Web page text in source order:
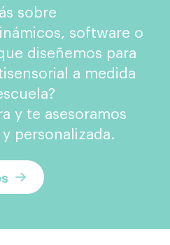
sobre
software o
diseñemos para
a medida
y te asesoramos
personalizada.